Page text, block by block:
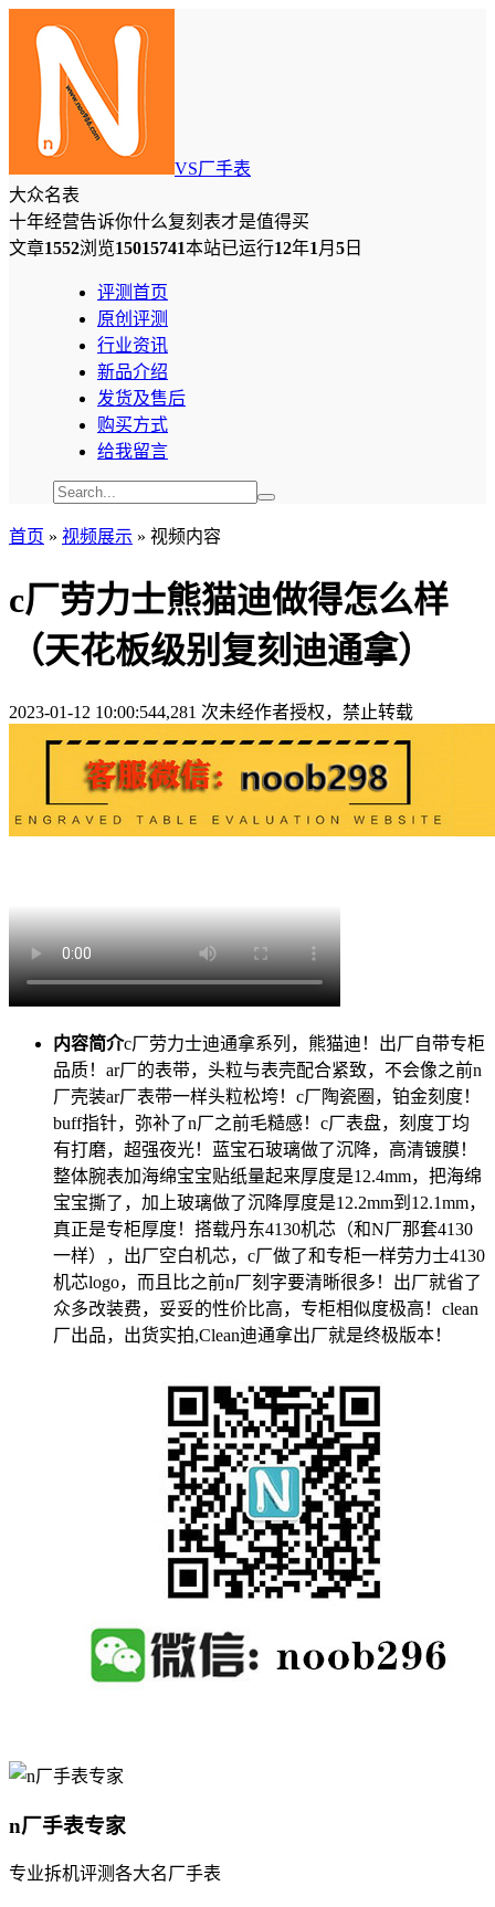
VS厂手表
大众名表
十年经营告诉你什么复刻表才是值得买
文章1552浏览15015741本站已运行12年1 月 5 日
评测首页
原创评测
行业资讯
新品介绍
发货及售后
购买方式
给我留言
首页 » 视频展示 » 视频内容
c厂劳力士熊猫迪做得怎么样
（天花板级别复刻迪通拿）
2023-01-12 10:00:544,281 次未经作者授权，禁止转载
内容简介c厂劳力士迪通拿系列，熊猫迪！出厂自带专柜
品质！ar厂的表带，头粒与表壳配合紧致，不会像之前n
厂壳装ar厂表带一样头粒松垮！c厂陶瓷圈，铂金刻度！
buff指针，弥补了n厂之前毛糙感！c厂表盘，刻度丁均
有打磨，超强夜光！蓝宝石玻璃做了沉降，高清镀膜！
整体腕表加海绵宝宝贴纸量起来厚度是12.4mm，把海绵
宝宝撕了，加上玻璃做了沉降厚度是12.2mm到12.1mm，
真正是专柜厚度！搭载丹东4130机芯（和N厂那套4130
一样），出厂空白机芯，c厂做了和专柜一样劳力士4130
机芯logo，而且比之前n厂刻字要清晰很多！出厂就省了
众多改装费，妥妥的性价比高，专柜相似度极高！clean
厂出品，出货实拍,Clean迪通拿出厂就是终极版本！
n厂手表专家
专业拆机评测各大名厂手表